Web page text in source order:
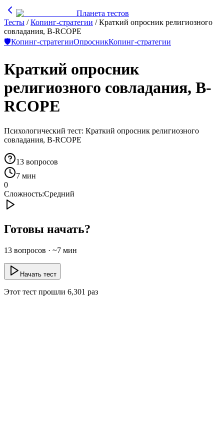
Планета тестов
Тесты /Копинг-стратегии /Краткий опросник религиозного
совладания, B-RCOPE
🛡️Копинг-стратегииОпросникКопинг-стратегии
Краткий опросник
религиозного совладания, B-
RCOPE
Психологический тест: Краткий опросник религиозного
совладания, B-RCOPE
13 вопросов
7 мин
0
Сложность:Средний
Готовы начать?
13 вопросов · ~7 мин
Начать тест
Этот тест прошли 6,301 раз